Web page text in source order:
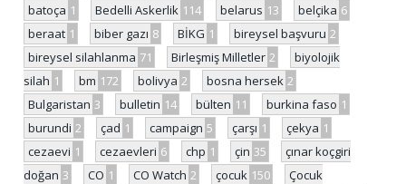
batoça 1 Bedelli Askerlik 114 belarus 13 belçika 6
beraat 1 biber gazı 8 BİKG 1 bireysel başvuru 2
bireysel silahlanma 71 Birleşmiş Milletler 2
biyolojik
silah 1 bm 172 bolivya 2 bosna hersek 2
Bulgaristan 3 bulletin 14 bülten 11 burkina faso 1
burundi 2 çad 1 campaign 5 çarşı 1 çekya 1
cezaevi 1 cezaevleri 6 chp 1 çin 35
çınar koçgiri
doğan 3 CO 1 CO Watch 2 çocuk 150
Çocuk